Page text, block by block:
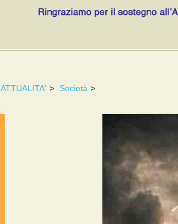
ATTUALITA' > Società >